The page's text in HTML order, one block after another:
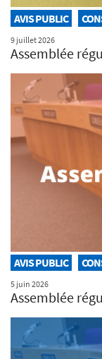
AVIS PUBLIC
9 juillet 2026
Assemblée
AVIS PUBLIC
5 juin 2026
Assemblée